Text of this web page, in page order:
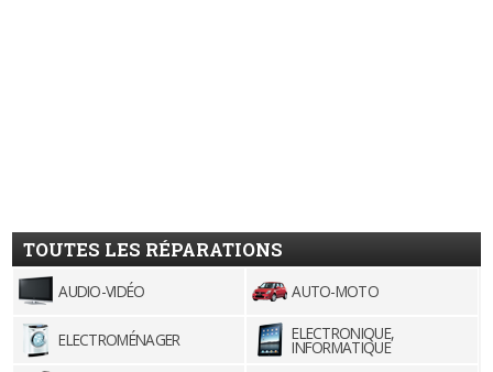
TOUTES LES RÉPARATIONS
AUDIO-VIDÉO AUTO-MOTO
ELECTROMÉNAGER ELECTRONIQUE,
INFORMATIQUE